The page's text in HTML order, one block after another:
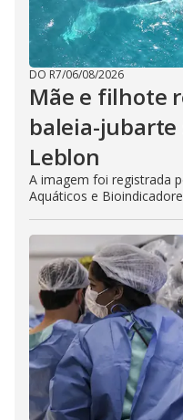
DO R7/06/08/2026
Mãe e filhote
baleia-jubarte
Leblon
A imagem foi registrada
Aquáticos e